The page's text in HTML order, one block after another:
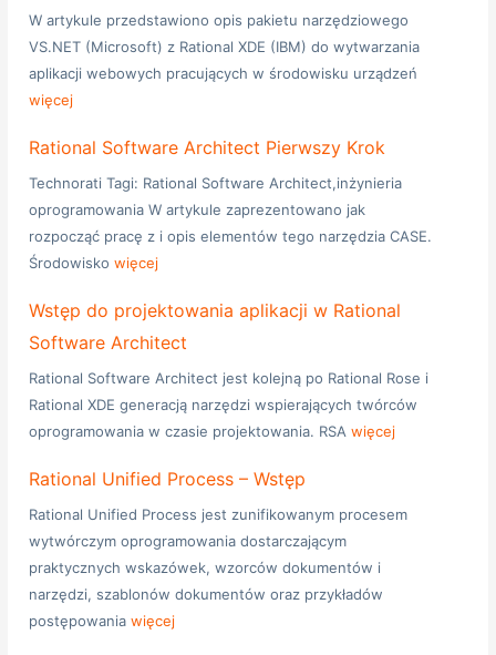
W artykule przedstawiono opis pakietu narzędziowego
VS.NET (Microsoft) z Rational XDE (IBM) do wytwarzania
aplikacji webowych pracujących w środowisku urządzeń
więcej
Rational Software Architect Pierwszy Krok
Technorati Tagi: Rational Software Architect,inżynieria
oprogramowania W artykule zaprezentowano jak
rozpocząć pracę z i opis elementów tego narzędzia CASE.
Środowiskowięcej
Wstęp do projektowania aplikacji w Rational
Software Architect
Rational Software Architect jest kolejną po Rational Rose i
Rational XDE generacją narzędzi wspierających twórców
oprogramowania w czasie projektowania. RSAwięcej
Rational Unified Process – Wstęp
Rational Unified Process jest zunifikowanym procesem
wytwórczym oprogramowania dostarczającym
praktycznych wskazówek, wzorców dokumentów i
narzędzi, szablonów dokumentów oraz przykładów
postępowaniawięcej